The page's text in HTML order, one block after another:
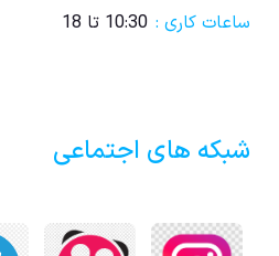
ساعات کاری : 10:30 تا 18
شبکه های اجتماعی